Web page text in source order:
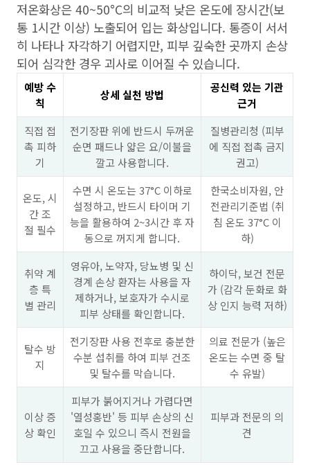
저온화상은 40~50°C의 비교적 낮은 온도에 장시간(보
통 1시간 이상) 노출되어 입는 화상입니다. 통증이 서서
히 나타나 자각하기 어렵지만, 피부 깊숙한 곳까지 손상
되어 심각한 경우 괴사로 이어질 수 있습니다.
예방 수
칙
상세 실천 방법
공신력 있는 기관
근거
직접 접
촉 피하
기
전기장판 위에 반드시 두꺼운
순면 패드나 얇은 요/이불을
깔고 사용합니다.
질병관리청 (피부
에 직접 접촉 금지
권고)
온도, 시
간 조
절 필수
수면 시 온도는 37°C 이하로
설정하고, 반드시 타이머 기
능을 활용하여 2~3시간 후 자
동으로 꺼지게 합니다.
한국소비자원, 안
전관리기준법 (취
침 온도 37°C 이
하)
취약 계
층 특
별 관리
영유아, 노약자, 당뇨병 및 신
경계 손상 환자는 사용을 자
제하거나, 보호자가 수시로
피부 상태를 확인합니다.
하이닥, 보건 전문
가 (감각 둔화로 화
상 인지 능력 저하)
탈수 방
지
전기장판 사용 전후로 충분한
수분 섭취를 하여 피부 건조
및 탈수를 막습니다.
의료 전문가 (높은
온도는 수면 중 탈
수 유발)
이상 증
상 확인
피부가 붉어지거나 가렵다면
'열성홍반' 등 피부 손상의 신
호일 수 있으니 즉시 전원을
끄고 사용을 중단합니다.
피부과 전문의 의
견